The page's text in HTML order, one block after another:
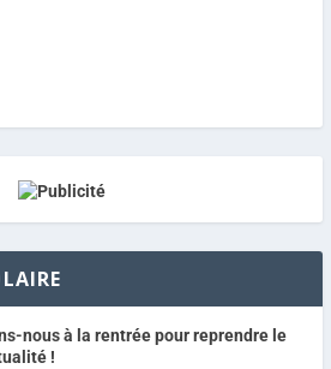
nous à la rentrée pour reprendre le
!